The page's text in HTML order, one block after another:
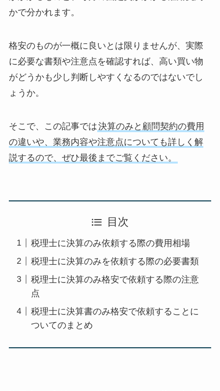
かで分かれます。
格安のものが一概に良いとは限りませんが、実際
に必要な書類や注意点を確認すれば、高い買い物
がどうかも少し判断しやすくなるのではないでし
ょうか。
そこで、この記事では決算のみと顧問契約の費用
の違いや、業務内容や注意点についても詳しく解
説するので、ぜひ最後までご覧ください。
目次
税理士に決算のみ依頼する際の費用相場
税理士に決算のみを依頼する際の必要書類
税理士に決算のみ格安で依頼する際の注意
点
税理士に決算書のみ格安で依頼することに
ついてのまとめ